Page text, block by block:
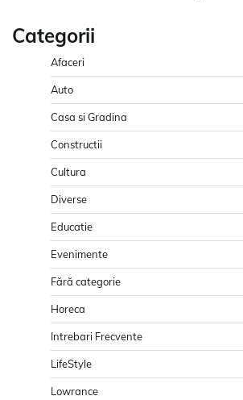
Categorii
Afaceri
Auto
Casa si Gradina
Constructii
Cultura
Diverse
Educatie
Evenimente
Fără categorie
Horeca
Intrebari Frecvente
LifeStyle
Lowrance